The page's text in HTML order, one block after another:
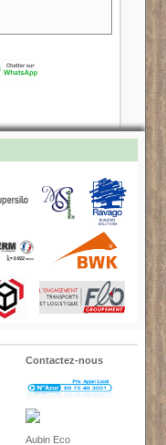
Contactez-nous
Aubin Eco